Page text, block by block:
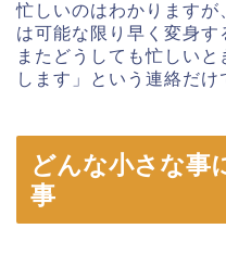
忙しいのはわかります
は可能な限り早く変身す
またどうしても忙しい
します」という連絡だけ
どんな小さな事
事